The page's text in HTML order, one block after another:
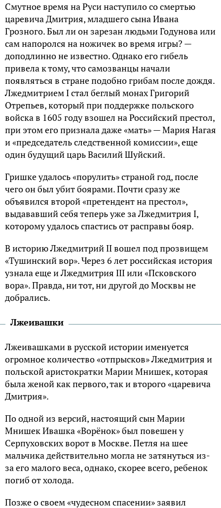
Смутное время на Руси наступило со смертью
царевича Дмитрия, младшего сына Ивана
Грозного. Был ли он зарезан людьми Годунова или
сам напоролся на ножичек во время игры? —
доподлинно не известно. Однако его гибель
привела к тому, что самозванцы начали
появляться в стране подобно грибам после дождя.
Лжедмитрием I стал беглый монах Григорий
Отрепьев, который при поддержке польского
войска в 1605 году взошел на Российский престол,
при этом его признала даже «мать» — Мария Нагая
и «председатель следственной комиссии», еще
один будущий царь Василий Шуйский.
Гришке удалось «порулить» страной год, после
чего он был убит боярами. Почти сразу же
объявился второй «претендент на престол»,
выдававший себя теперь уже за Лжедмитрия I,
которому удалось спастись от расправы бояр.
В историю Лжедмитрий II вошел под прозвищем
«Тушинский вор». Через 6 лет российская история
узнала еще и Лжедмитрия III или «Псковского
вора». Правда, ни тот, ни другой до Москвы не
добрались.
Лжеивашки
Лжеивашками в русской истории именуется
огромное количество «отпрысков» Лжедмитрия и
польской аристократки Марии Мнишек, которая
была женой как первого, так и второго «царевича
Дмитрия».
По одной из версий, настоящий сын Марии
Мнишек Ивашка «Ворёнок» был повешен у
Серпуховских ворот в Москве. Петля на шее
мальчика действительно могла не затянуться из-
за его малого веса, однако, скорее всего, ребенок
погиб от холода.
Позже о своем «чудесном спасении» заявил